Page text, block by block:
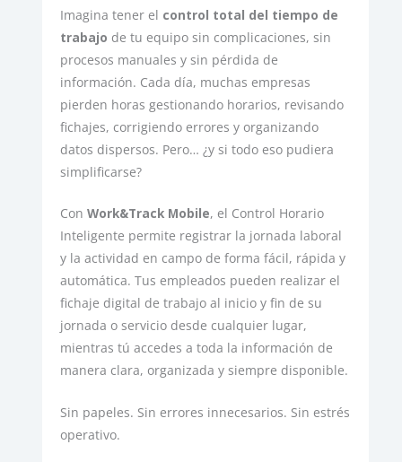
Imagina tener el control total del tiempo de
trabajo de tu equipo sin complicaciones, sin
procesos manuales y sin pérdida de
información. Cada día, muchas empresas
pierden horas gestionando horarios, revisando
fichajes, corrigiendo errores y organizando
datos dispersos. Pero… ¿y si todo eso pudiera
simplificarse?
ConWork&Track Mobile, el Control Horario
Inteligente permite registrar la jornada laboral
y la actividad en campo de forma fácil, rápida y
automática. Tus empleados pueden realizar el
fichaje digital de trabajo al inicio y fin de su
jornada o servicio desde cualquier lugar,
mientras tú accedes a toda la información de
manera clara, organizada y siempre disponible.
Sin papeles. Sin errores innecesarios. Sin estrés
operativo.